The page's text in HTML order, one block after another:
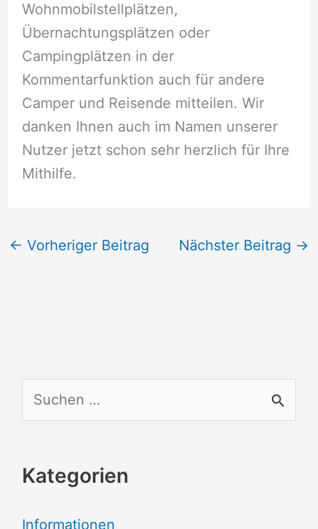
Wohnmobilstellplätzen,
Übernachtungsplätzen oder
Campingplätzen in der
Kommentarfunktion auch für andere
Camper und Reisende mitteilen. Wir
danken Ihnen auch im Namen unserer
Nutzer jetzt schon sehr herzlich für Ihre
Mithilfe.
← Vorheriger Beitrag Nächster Beitrag →
u
h
Kategorien
Informationen